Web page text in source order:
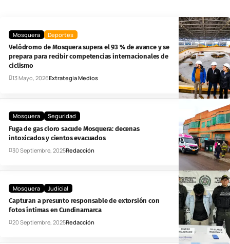
Mosquera
Deportes
Velódromo de Mosquera supera el 93 % de avance y se
prepara para recibir competencias internacionales de
ciclismo
13 Mayo, 2026Extrategia Medios
Mosquera
Seguridad
Fuga de gas cloro sacude Mosquera: decenas
intoxicados y cientos evacuados
30 Septiembre, 2025Redacción
Mosquera
Judicial
Capturan a presunto responsable de extorsión con
fotos íntimas en Cundinamarca
20 Septiembre, 2025Redacción